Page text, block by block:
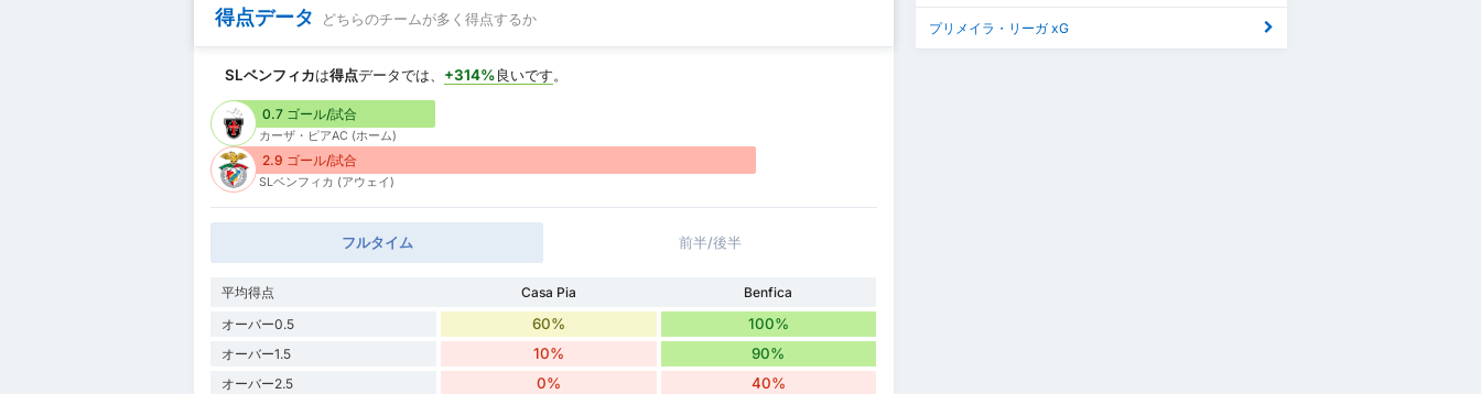
得点データ どちらのチームが多く得点するか
SLベンフィカは得点データでは、 +314%良いです。
0.7 ゴール/試合
カーザ・ピアAC (ホーム)
2.9 ゴール/試合
SLベンフィカ (アウェイ)
フルタイム 前半/後半
平均得点 Casa Pia
Benfica
オーバー0.5
60% 100%
オーバー1.5 10% 90%
オーバー2.5 0% 40%
プリメイラ・リーガ xG